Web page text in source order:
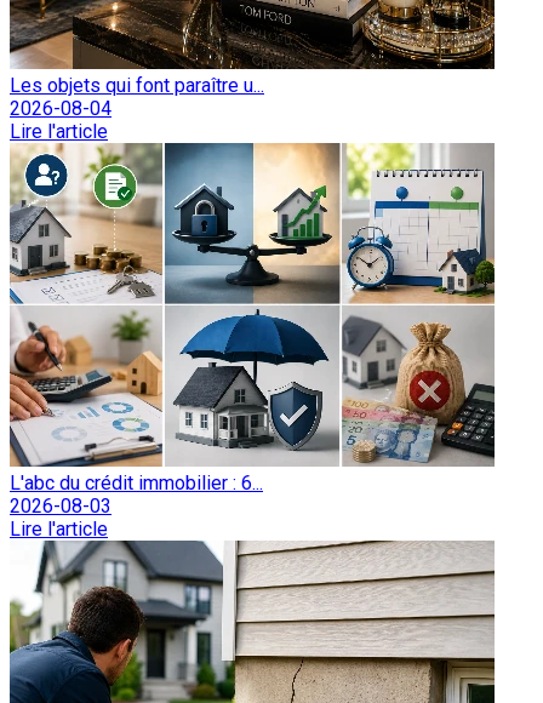
Les objets qui font paraître u...
2026-08-04
Lire l'article
L'abc du crédit immobilier : 6...
2026-08-03
Lire l'article